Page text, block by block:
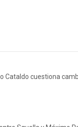
Cataldo cuestiona